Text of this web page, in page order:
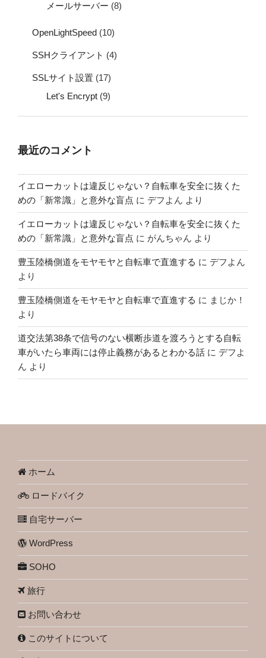
メールサーバー (8)
OpenLightSpeed (10)
SSHクライアント (4)
SSLサイト設置 (17)
Let's Encrypt (9)
最近のコメント
イエローカットは違反じゃない？自転車を安全に抜くた
めの「新常識」と意外な盲点 に デフよん より
イエローカットは違反じゃない？自転車を安全に抜くた
めの「新常識」と意外な盲点 に がんちゃん より
豊玉陸橋側道をモヤモヤと自転車で直進する に デフよん
より
豊玉陸橋側道をモヤモヤと自転車で直進する に まじか！
より
道交法第38条で信号のない横断歩道を渡ろうとする自転
車がいたら車両には停止義務があるとわかる話 に デフよ
ん より
ホーム
ロードバイク
自宅サーバー
WordPress
SOHO
旅行
お問い合わせ
このサイトについて